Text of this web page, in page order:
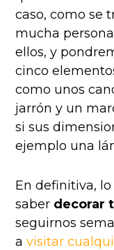
caso, como se
mucha
ellos, y
cinco
como unos
jarrón y un
si sus
ejemplo una
En definitiva,
saber decorar
seguirnos
avisitar